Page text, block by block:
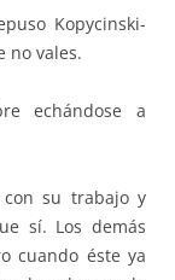
Kopycinski-
no vales.
echándose a
con su trabajo y
sí. Los demás
cuando éste ya